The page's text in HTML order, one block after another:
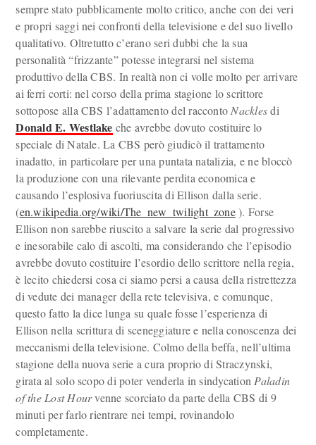
sempre stato pubblicamente molto critico, anche con dei veri
e propri saggi nei confronti della televisione e del suo livello
qualitativo. Oltretutto c’erano seri dubbi che la sua
personalità “frizzante” potesse integrarsi nel sistema
produttivo della CBS. In realtà non ci volle molto per arrivare
ai ferri corti: nel corso della prima stagione lo scrittore
sottopose alla CBS l’adattamento del racconto Nacklesdi
Donald E. Westlake che avrebbe dovuto costituire lo
speciale di Natale. La CBS però giudicò il trattamento
inadatto, in particolare per una puntata natalizia, e ne bloccò
la produzione con una rilevante perdita economica e
causando l’esplosiva fuoriuscita di Ellison dalla serie.
(en.wikipedia.org/wiki/The_new_twilight_zone). Forse
Ellison non sarebbe riuscito a salvare la serie dal progressivo
e inesorabile calo di ascolti, ma considerando che l’episodio
avrebbe dovuto costituire l’esordio dello scrittore nella regia,
è lecito chiedersi cosa ci siamo persi a causa della ristrettezza
di vedute dei manager della rete televisiva, e comunque,
questo fatto la dice lunga su quale fosse l’esperienza di
Ellison nella scrittura di sceneggiature e nella conoscenza dei
meccanismi della televisione. Colmo della beffa, nell’ultima
stagione della nuova serie a cura proprio di Straczynski,
girata al solo scopo di poter venderla in sindycation Paladin
of the Lost Hourvenne scorciato da parte della CBS di 9
minuti per farlo rientrare nei tempi, rovinandolo
completamente.